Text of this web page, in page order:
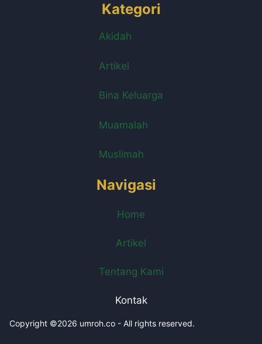
Kategori
Akidah
Artikel
Bina Keluarga
Muamalah
Muslimah
Navigasi
Home
Artikel
Tentang Kami
Kontak
Copyright ©2026 umroh.co - All rights reserved.